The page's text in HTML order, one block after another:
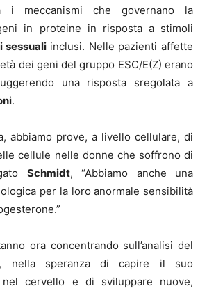
i meccanismi che governano la
in proteine in risposta a stimoli
sessuali inclusi. Nelle pazienti affette
dei geni del gruppo ESC/E(Z) erano
una risposta sregolata a
.
abbiamo prove, a livello cellulare, di
cellule nelle donne che soffrono di
Schmidt, “Abbiamo anche una
per la loro anormale sensibilità
ora concentrando sull’analisi del
nella speranza di capire il suo
cervello e di sviluppare nuove,